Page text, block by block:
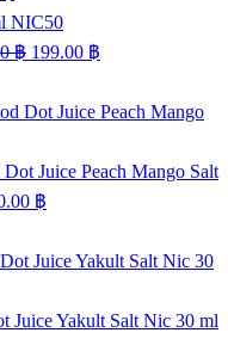
฿ 199.00 ฿
Juice Peach Mango Salt
฿
Yakult Salt Nic 30 ml